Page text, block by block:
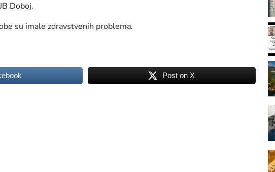
Doboj.
su imale zdravstvenih problema.
Post on X